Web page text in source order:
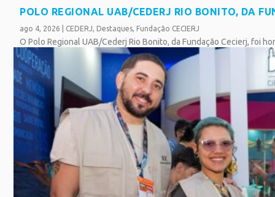
POLO REGIONAL UAB/CEDERJ RIO BONITO, DA
ago 4, 2026 CEDERJ, Destaques, Fundação CECIERJ
O Polo Regional UAB/Cederj Rio Bonito, da Fundação Cecierj, foi
SAIBA MAIS